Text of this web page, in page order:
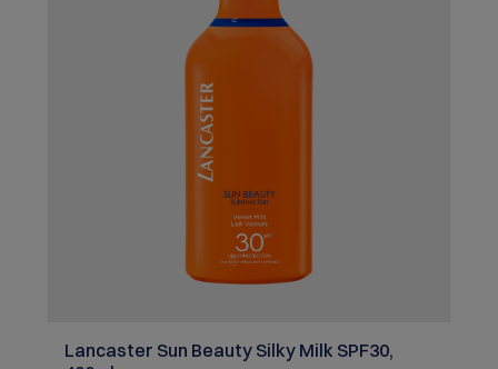
sonnenbedingte Schäden. Die Bräunung wird
unterstützt – für doppelt so schnelles Tanning*.
Golden Tan Maximiser After Sun Lotion (50 ml):
Pflege & Bräune verlängern in einem: Der Tan
Maximiser mit Buriti-Öl verlängert deine Bräune um
bis zu einen Monat, reduziert Schälungsrisiken und
beruhigt sonnengestresste Haut spürbar. Mit
86,6 % Inhaltsstoffen natürlichen Ursprungs und
ikonischem Lancaster-Duft. INHALT: Face Cream 30
SPF 30 ml + Body Milk 30 SPF 50 ml + After Sun
Lancaster Sun Beauty Silky Milk SPF30,